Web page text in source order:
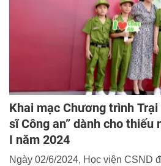
Khai mạc Chương trình
sĩ Công an” dành cho thiếu
I năm 2024
Ngày 02/6/2024, Học viện CSND